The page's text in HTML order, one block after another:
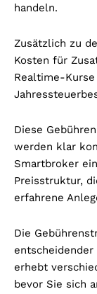
handeln.
Zusätzlich zu
Kosten für
Realtime-
Diese
werden klar
Smartbroker
Preisstruktur,
erfahrene
Die
erhebt
bevor Sie sich